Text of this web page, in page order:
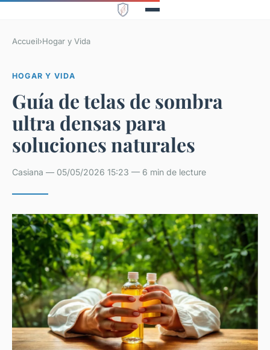
Accueil›Hogar y Vida
HOGAR Y VIDA
Guía de telas de sombra
ultra densas para
soluciones naturales
Casiana — 05/05/2026 15:23 — 6 min de lecture